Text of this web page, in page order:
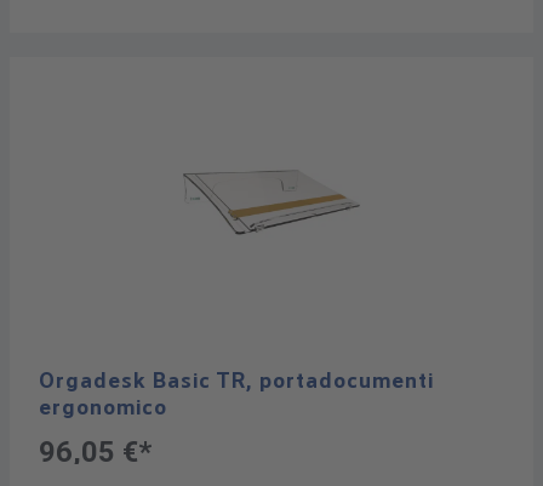
Orgadesk Basic TR, portadocumenti
ergonomico
96,05 €*